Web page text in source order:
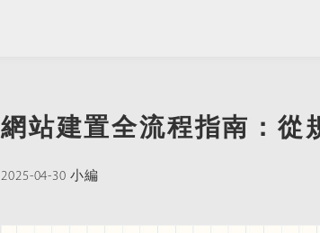
網站建置全流程指南：從
2025-04-30 小編